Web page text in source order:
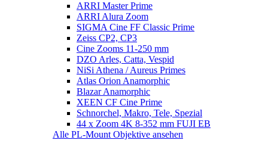
ARRI Master Prime
ARRI Alura Zoom
SIGMA Cine FF Classic Prime
Zeiss CP2, CP3
Cine Zooms 11-250 mm
DZO Arles, Catta, Vespid
NiSi Athena / Aureus Primes
Atlas Orion Anamorphic
Blazar Anamorphic
XEEN CF Cine Prime
Schnorchel, Makro, Tele, Spezial
44 x Zoom 4K 8-352 mm FUJI EB
Alle PL-Mount Objektive ansehen